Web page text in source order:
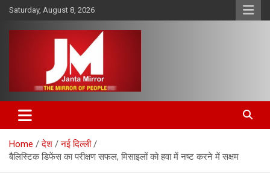
Skip
content
Saturday, August 8, 2026
Janta Mirror
Home देश
नई दिल्ली
बैलिस्टिक डिफेंस का परीक्षण सफल, मिसाइलों को हवा में नष्ट करने में सक्षम